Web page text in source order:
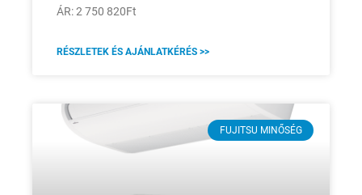
ÁR: 2 750 820Ft
RÉSZLETEK ÉS AJÁNLATKÉRÉS >>
FUJITSU MINŐSÉG